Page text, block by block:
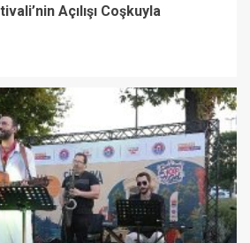
Açılışı Coşkuyla